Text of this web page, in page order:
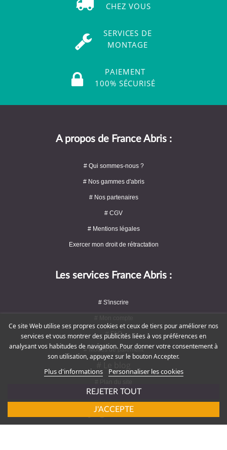
CHEZ VOUS
SERVICES DE
MONTAGE
PAIEMENT
100% SÉCURISÉ
A propos de France Abris :
# Qui sommes-nous ?
# Nos gammes d'abris
# Nos partenaires
# CGV
# Mentions légales
Exercer mon droit de rétractation
Les services France Abris :
# S'inscrire
# FAQ
# Modes de paiement
Rejoignez-nous !
Ce site Web utilise ses propres cookies et ceux de tiers pour améliorer nos
services et vous montrer des publicités liées à vos préférences en
analysant vos habitudes de navigation. Pour donner votre consentement à
son utilisation, appuyez sur le bouton Accepter.
Plus d'informations Personnaliser les cookies
REJETER TOUT
J'ACCEPTE